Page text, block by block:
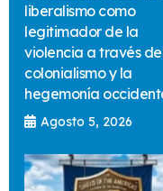
liberalismo como
legitimador de la
violencia a través
colonialismo y la
hegemonía
Agosto 5, 2026